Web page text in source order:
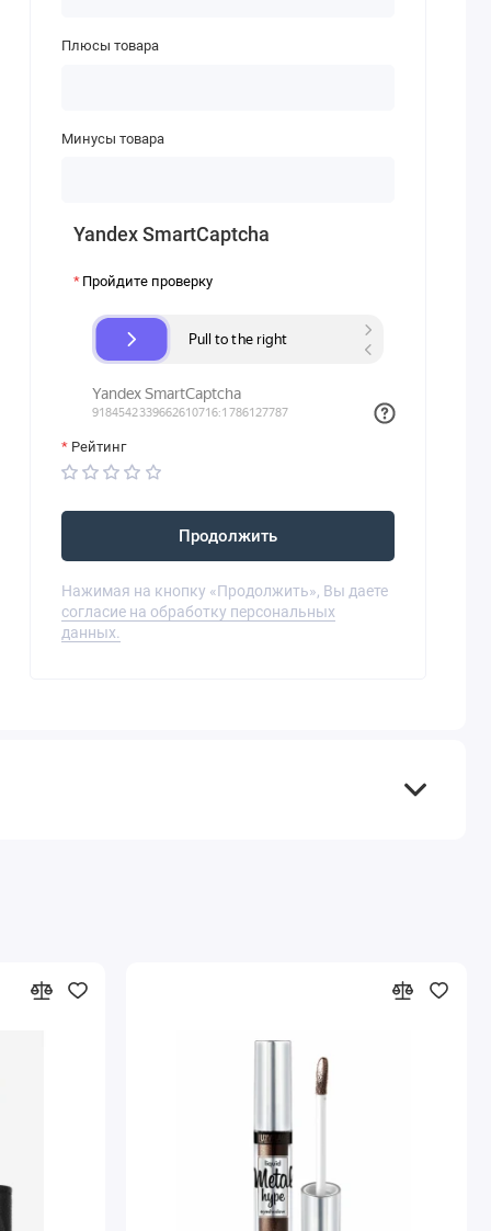
Плюсы товара
Минусы товара
Yandex SmartCaptcha
Пройдите проверку
Рейтинг
Продолжить
Нажимая на кнопку «Продолжить», Вы даете
согласие на обработку персональных
данных.